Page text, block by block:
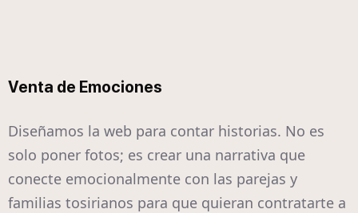
Venta de Emociones
Diseñamos la web para contar historias. No es
solo poner fotos; es crear una narrativa que
conecte emocionalmente con las parejas y
familias tosirianos para que quieran contratarte a